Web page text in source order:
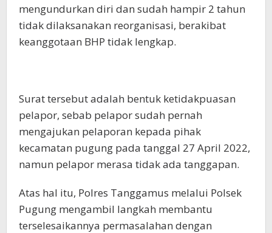
mengundurkan diri dan sudah hampir 2 tahun
tidak dilaksanakan reorganisasi, berakibat
keanggotaan BHP tidak lengkap.
Surat tersebut adalah bentuk ketidakpuasan
pelapor, sebab pelapor sudah pernah
mengajukan pelaporan kepada pihak
kecamatan pugung pada tanggal 27 April 2022,
namun pelapor merasa tidak ada tanggapan.
Atas hal itu, Polres Tanggamus melalui Polsek
Pugung mengambil langkah membantu
terselesaikannya permasalahan dengan